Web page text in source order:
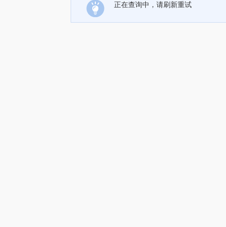
正在查询中，请刷新重试